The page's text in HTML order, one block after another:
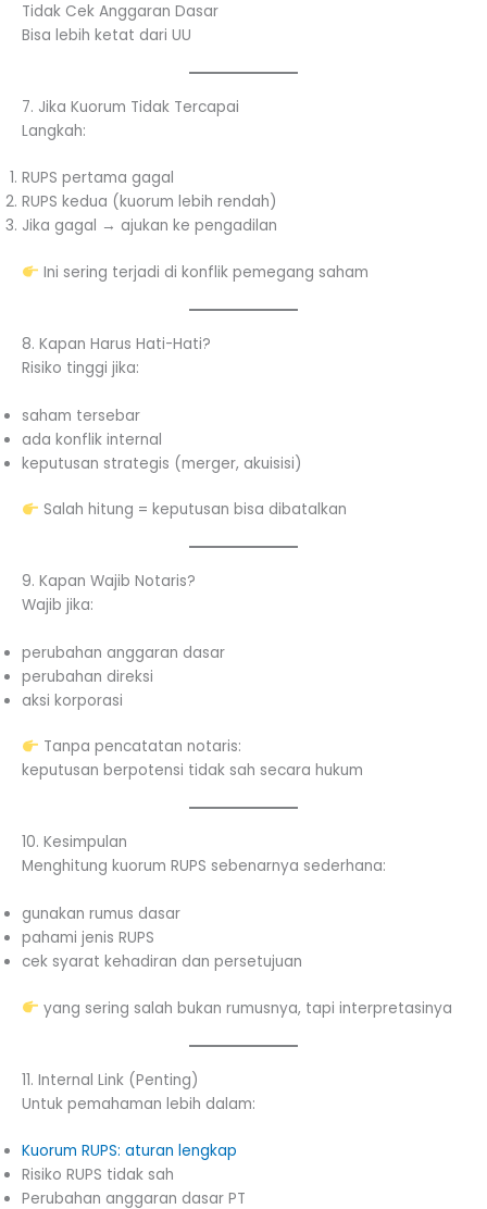
Tidak Cek Anggaran Dasar
Bisa lebih ketat dari UU
7. Jika Kuorum Tidak Tercapai
Langkah:
RUPS pertama gagal
RUPS kedua (kuorum lebih rendah)
Jika gagal → ajukan ke pengadilan
Ini sering terjadi di konflik pemegang saham
8. Kapan Harus Hati-Hati?
Risiko tinggi jika:
saham tersebar
ada konflik internal
keputusan strategis (merger, akuisisi)
Salah hitung = keputusan bisa dibatalkan
9. Kapan Wajib Notaris?
Wajib jika:
perubahan anggaran dasar
perubahan direksi
aksi korporasi
Tanpa pencatatan notaris:
keputusan berpotensi tidak sah secara hukum
10. Kesimpulan
Menghitung kuorum RUPS sebenarnya sederhana:
gunakan rumus dasar
pahami jenis RUPS
cek syarat kehadiran dan persetujuan
yang sering salah bukan rumusnya, tapi interpretasinya
11. Internal Link (Penting)
Untuk pemahaman lebih dalam:
Kuorum RUPS: aturan lengkap
Risiko RUPS tidak sah
Perubahan anggaran dasar PT